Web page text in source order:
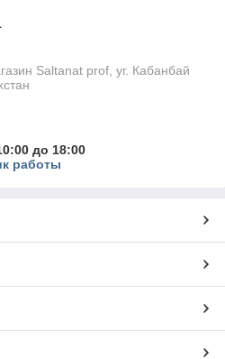
Saltanat prof, уг. Кабанбай
до 18:00
работы